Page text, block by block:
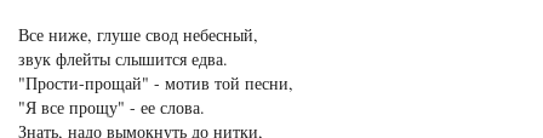
Все ниже, глуше свод небесный,
звук флейты слышится едва.
"Прости-прощай" - мотив той песни,
"Я все прощу" - ее слова.
Знать, надо вымокнуть до нитки,